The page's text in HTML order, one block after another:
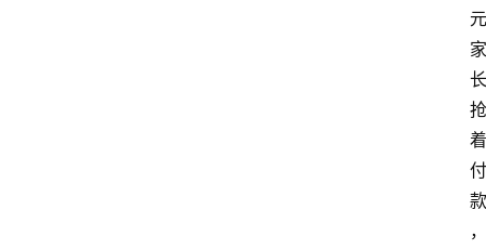
元
家
长
抢
着
付
款
，